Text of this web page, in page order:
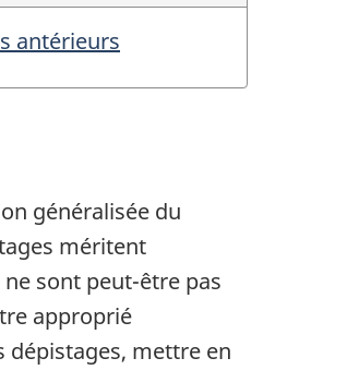
antérieurs
généralisée du
méritent
sont peut-être pas
approprié
dépistages, mettre en